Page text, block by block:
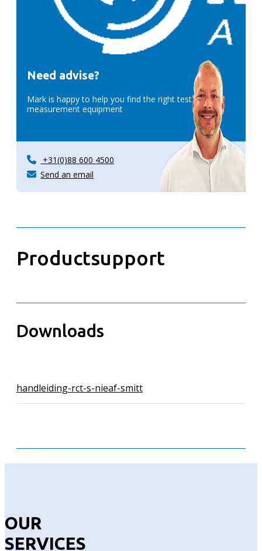
Need advise?
Mark is happy to help you find the right test &
measurement equipment
+31(0)88 600 4500
Send an email
Productsupport
Downloads
handleiding-rct-s-nieaf-smitt
OUR
SERVICES